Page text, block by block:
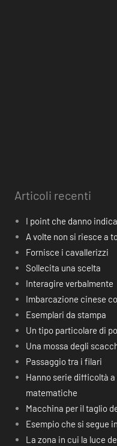
Articoli recenti
I point che danno
A volte non si riesce a
Fornisce i cavallerizzi
Sollecita una scelta
Interagire verbalmente
Imbarcazione cinese
Esemplari da stampa
Un tipo particolare di
Una mossa degli
Passaggio tra i filari
Hanno serie difficoltà
matematiche
Macchina per il taglio
Esempio che si segue
La zona in cui la luce